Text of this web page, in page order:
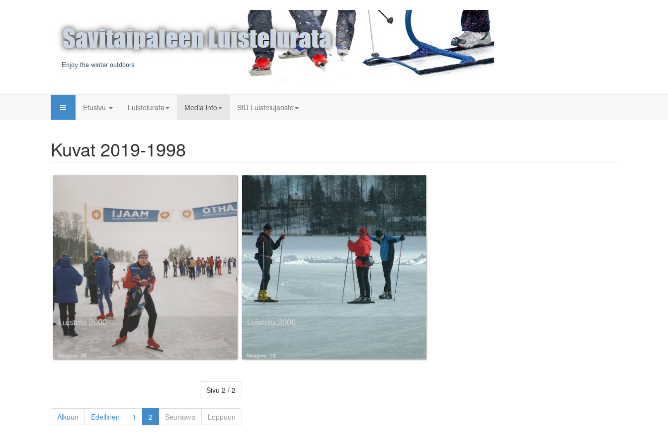
Etusivu Luistelurata Media info StU Luistelujaosto
Kuvat 2019-1998
Luistelu 2000
Images: 24
Luistelu 2006
Images: 19
Sivu 2 / 2
Alkuun Edellinen 1 2 Seuraava Loppuun